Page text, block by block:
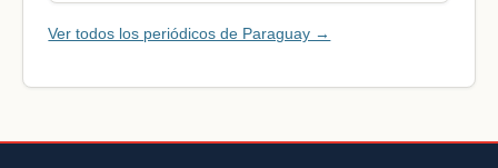
Ver todos los periódicos de Paraguay →